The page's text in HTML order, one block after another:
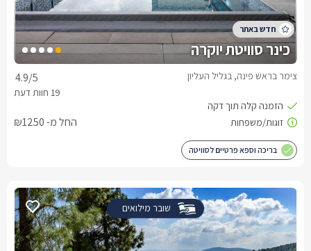
כינר סוויטת יוקרה
4.9/5 צימר בראש פינה, בגליל העליון
החל מ- ₪1250
בריכה וספא פרטיים לסוויטה
שובר מילואים